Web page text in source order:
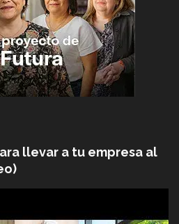
llevar a tu empresa al